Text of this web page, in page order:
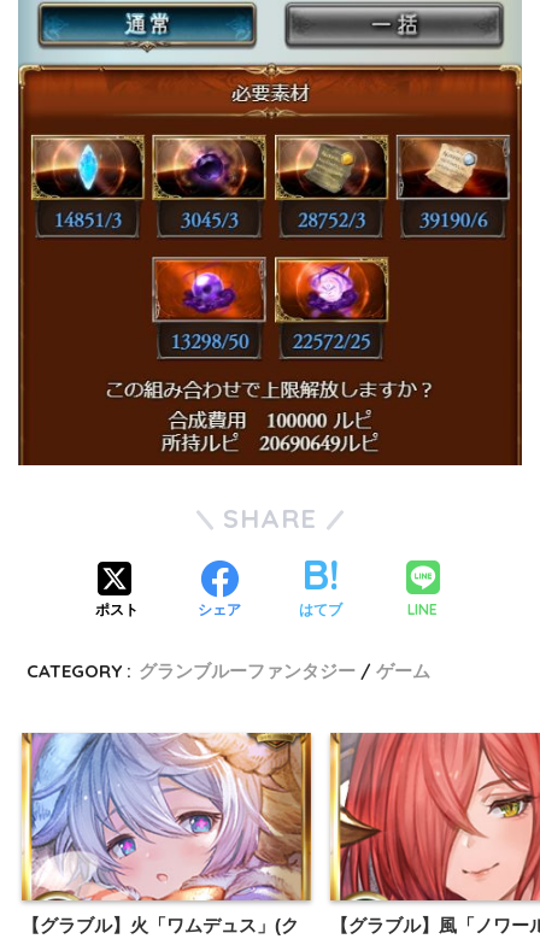
SHARE
ポスト シェア はてブ LINE
CATEGORY : グランブルーファンタジー ゲーム
【グラブル】火「ワムデュス」(ク
【グラブル】風「ノワー